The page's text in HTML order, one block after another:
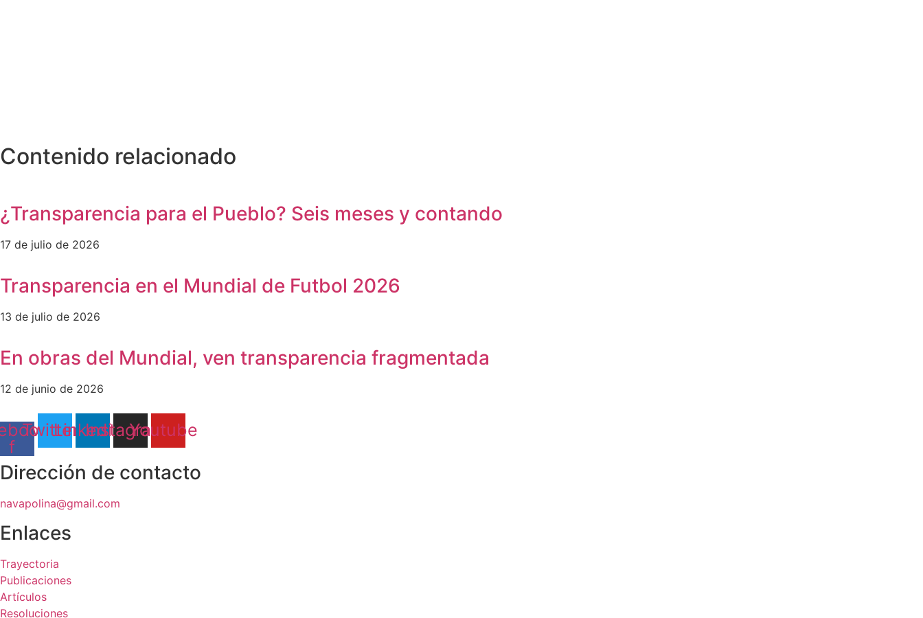
Contenido relacionado
¿Transparencia para el Pueblo? Seis meses y contando
17 de julio de 2026
Transparencia en el Mundial de Futbol 2026
13 de julio de 2026
En obras del Mundial, ven transparencia fragmentada
12 de junio de 2026
f
TwitterLinkedin
Instagram
Youtube
Dirección de contacto
navapolina@gmail.com
Enlaces
Trayectoria
Publicaciones
Artículos
Resoluciones